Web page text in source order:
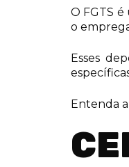
O FGTS
o
Esses
Entenda